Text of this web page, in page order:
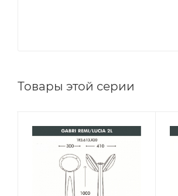
Товары этой серии